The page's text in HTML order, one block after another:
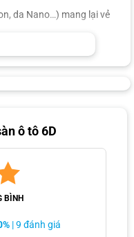
da Nano…) mang lại vẻ
và đàn hồi khi sử dụng.
khi di chuyển.
khuyến mãi, kích thước
ô tô 6D
BÌNH
| 9 đánh giá